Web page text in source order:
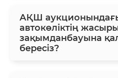
АҚШ
автокөліктің
зақымданбауына
бересіз?